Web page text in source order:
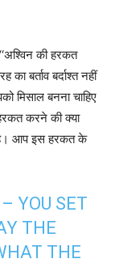
की हरकत
बर्ताव बर्दाश्त नहीं
मिसाल बनना चाहिए
करने की क्या
आप इस हरकत के
YOU SET
THE
THE